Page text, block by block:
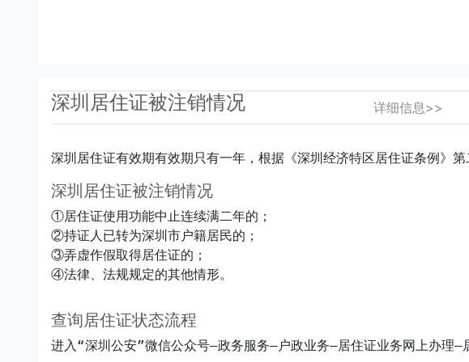
深圳居住证被注销情况 详细信息>>
深圳居住证有效期有效期只有一年，根据《深圳经济特区居住证条例》
深圳居住证被注销情况
①居住证使用功能中止连续满二年的；
②持证人已转为深圳市户籍居民的；
③弄虚作假取得居住证的；
④法律、法规规定的其他情形。
查询居住证状态流程
进入“深圳公安”微信公众号—政务服务—户政业务—居住证业务网上办理—